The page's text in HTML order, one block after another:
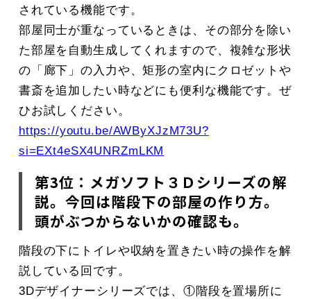
されている機能です。
部屋同士が重なっているときは、その部分を除い
た部屋を自動生成してくれますので、複雑な形状
の「廊下」の入力や、矩形の室内にクロゼットや
書斎を追加したい時などにも便利な機能です。ぜ
ひお試しください。
https://youtu.be/AWByXJzM73U?
si=EXt4eSX4UNRZmLKM
第3位：メガソフト３Ｄシリーズの解
説。今回は階段下の部屋の作り方。
頭がぶつからないかの確認も。
階段の下にトイレや収納を置きたい時の操作を解
説している回です。
3Dデザイナーシリーズでは、①階段を置場所に